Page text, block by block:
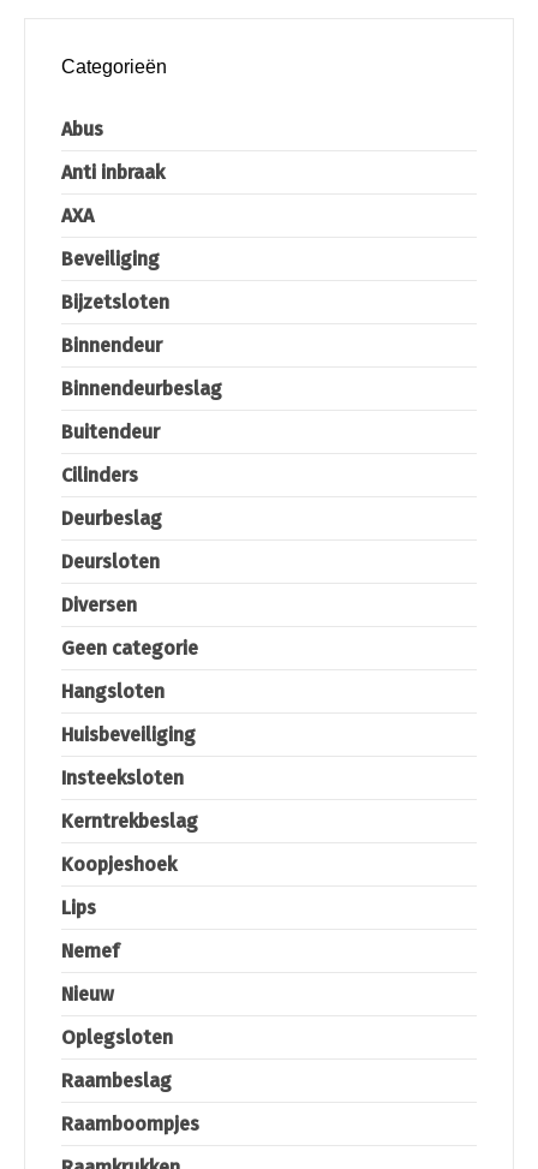
Categorieën
Abus
Anti inbraak
AXA
Beveiliging
Bijzetsloten
Binnendeur
Binnendeurbeslag
Buitendeur
Cilinders
Deurbeslag
Deursloten
Diversen
Geen categorie
Hangsloten
Huisbeveiliging
Insteeksloten
Kerntrekbeslag
Koopjeshoek
Lips
Nemef
Nieuw
Oplegsloten
Raambeslag
Raamboompjes